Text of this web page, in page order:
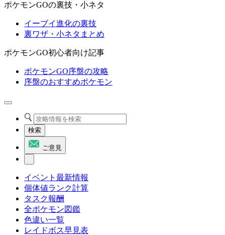
ポケモンGOの裏技・小ネタ
イーブイ進化の裏技
裏ワザ・小ネタまとめ
ポケモンGO初心者向け記事
ポケモンGO序盤の攻略
序盤のおすすめポケモン
検索
ご意見
イベント最新情報
個体値ランク計算
タスク報酬
全ポケモン図鑑
色違い一覧
レイドボス早見表